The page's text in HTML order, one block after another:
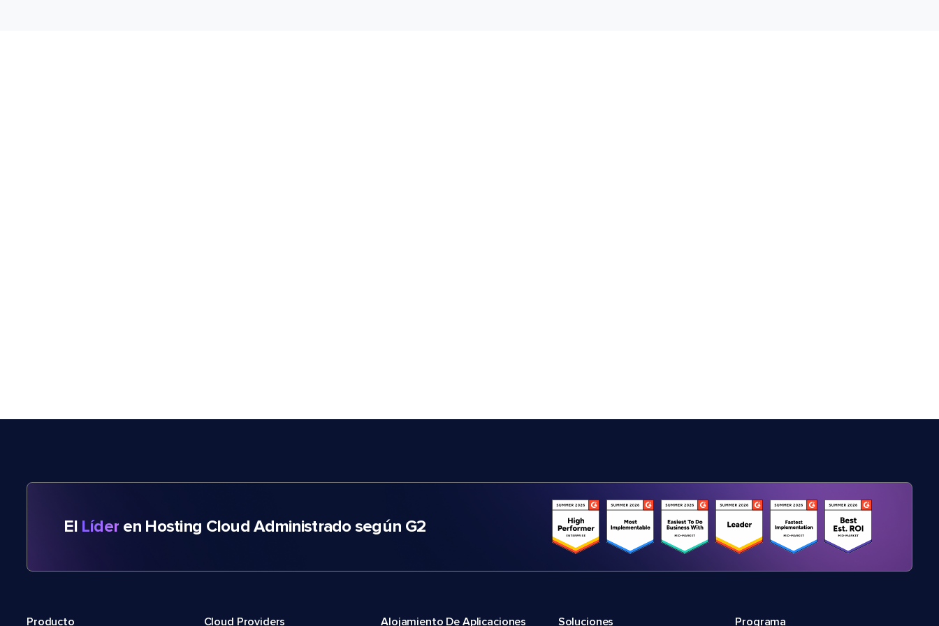
El Líder en Hosting Cloud Administrado según G2
Producto Cloud Providers Alojamiento De Aplicaciones Soluciones Programa